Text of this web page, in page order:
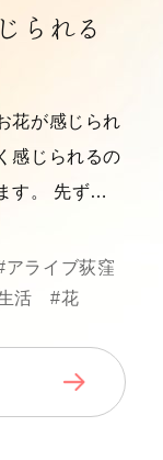
られる
花が感じられ
感じられるの
す。 先ず…
アライブ荻窪
活 #花